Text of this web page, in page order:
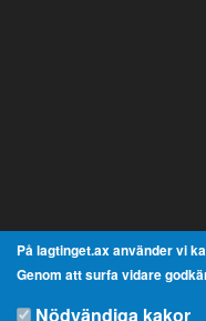
På lagtinget.ax använder vi
Genom att surfa vidare
Nödvändiga kakor